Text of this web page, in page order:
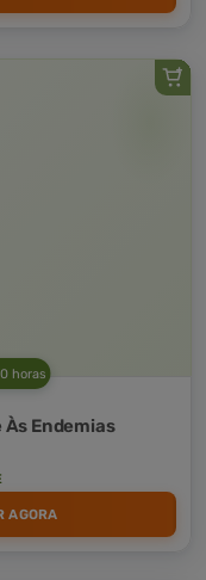
horas
Endemias
AGORA